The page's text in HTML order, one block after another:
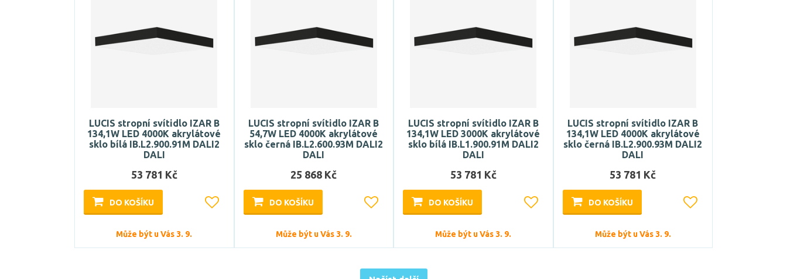
LUCIS stropní svítidlo IZAR B
134,1W LED 4000K akrylátové
sklo bílá IB.L2.900.91M DALI2
DALI
53 781 Kč
DO KOŠÍKU
Může být u Vás 3. 9.
LUCIS stropní svítidlo IZAR B
54,7W LED 4000K akrylátové
sklo černá IB.L2.600.93M DALI2
DALI
25 868 Kč
DO KOŠÍKU
Může být u Vás 3. 9.
LUCIS stropní svítidlo IZAR B
134,1W LED 3000K akrylátové
sklo bílá IB.L1.900.91M DALI2
DALI
53 781 Kč
DO KOŠÍKU
Může být u Vás 3. 9.
LUCIS stropní svítidlo IZAR B
134,1W LED 4000K akrylátové
sklo černá IB.L2.900.93M DALI2
DALI
53 781 Kč
DO KOŠÍKU
Může být u Vás 3. 9.